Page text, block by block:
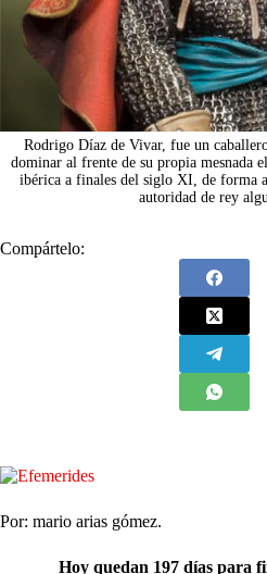
Rodrigo Díaz de Vivar, fue un
dominar al frente de su propia mesnada
ibérica a finales del siglo XI, de forma
autoridad de rey
Compártelo:
Por: mario arias gómez.
Hoy quedan 197 días para